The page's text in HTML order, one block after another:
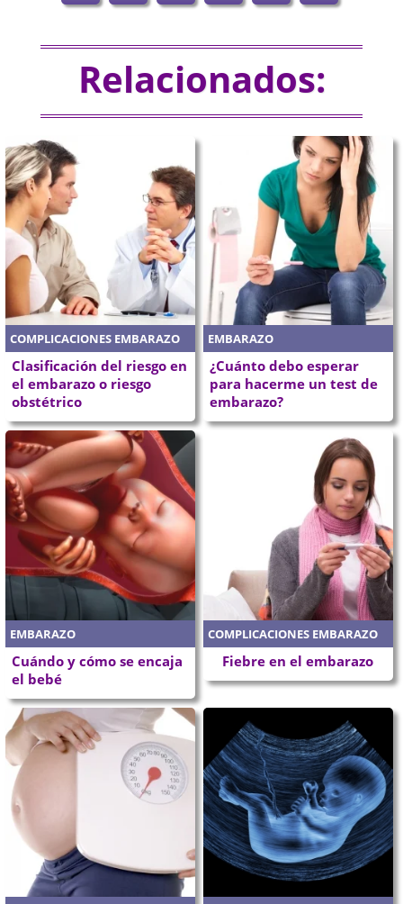
Relacionados:
COMPLICACIONES EMBARAZO
Clasificación del riesgo en
el embarazo o riesgo
obstétrico
EMBARAZO
¿Cuánto debo esperar
para hacerme un test de
embarazo?
EMBARAZO
Cuándo y cómo se encaja
el bebé
COMPLICACIONES EMBARAZO
Fiebre en el embarazo